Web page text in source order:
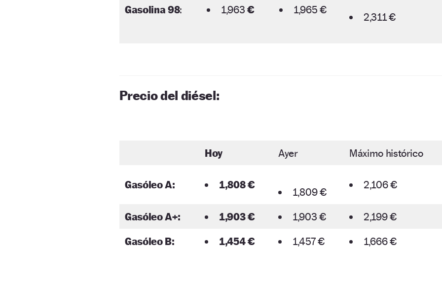
Gasolina 98: 1,963 € 1,965 €
2,311 €
Precio del diésel:
Hoy Ayer Máximo histórico
Gasóleo A: 1,808 €
1,809 €
2,106 €
Gasóleo A+: 1,903 € 1,903 €
2,199 €
Gasóleo B:
1,454 € 1,457 € 1,666 €